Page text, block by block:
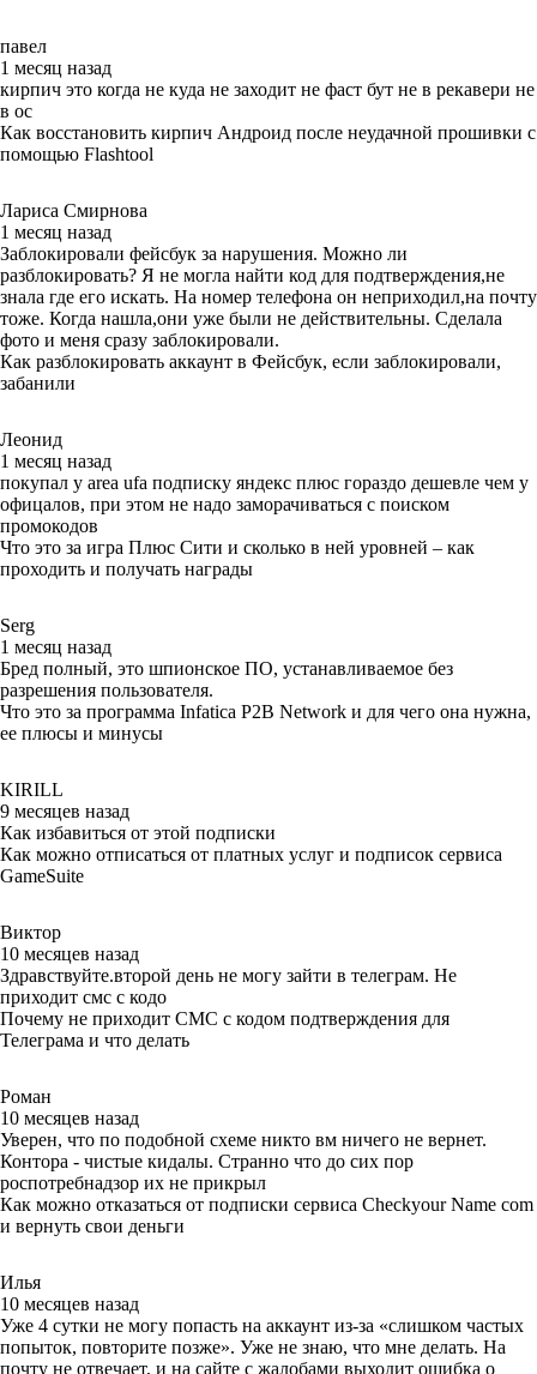
павел
1 месяц назад
кирпич это когда не куда не заходит не фаст бут не в рекавери не
в ос
Как восстановить кирпич Андроид после неудачной прошивки с
помощью Flashtool
Лариса Смирнова
1 месяц назад
Заблокировали фейсбук за нарушения. Можно ли
разблокировать? Я не могла найти код для подтверждения,не
знала где его искать. На номер телефона он неприходил,на почту
тоже. Когда нашла,они уже были не действительны. Сделала
фото и меня сразу заблокировали.
Как разблокировать аккаунт в Фейсбук, если заблокировали,
забанили
Леонид
1 месяц назад
покупал у area ufa подписку яндекс плюс гораздо дешевле чем у
офицалов, при этом не надо заморачиваться с поиском
промокодов
Что это за игра Плюс Сити и сколько в ней уровней – как
проходить и получать награды
Serg
1 месяц назад
Бред полный, это шпионское ПО, устанавливаемое без
разрешения пользователя.
Что это за программа Infatica P2B Network и для чего она нужна,
ее плюсы и минусы
KIRILL
9 месяцев назад
Как избавиться от этой подписки
Как можно отписаться от платных услуг и подписок сервиса
GameSuite
Виктор
10 месяцев назад
Здравствуйте.второй день не могу зайти в телеграм. Не
приходит смс с кодо
Почему не приходит СМС с кодом подтверждения для
Телеграма и что делать
Роман
10 месяцев назад
Уверен, что по подобной схеме никто вм ничего не вернет.
Контора - чистые кидалы. Странно что до сих пор
роспотребнадзор их не прикрыл
Как можно отказаться от подписки сервиса Checkyour Name com
и вернуть свои деньги
Илья
10 месяцев назад
Уже 4 сутки не могу попасть на аккаунт из-за «слишком частых
попыток, повторите позже». Уже не знаю, что мне делать. На
почту не отвечает, и на сайте с жалобами выходит ошибка о